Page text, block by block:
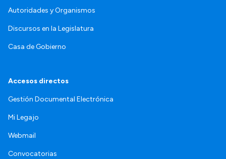
Autoridades y Organismos
Discursos en la Legislatura
Casa de Gobierno
Accesos directos
Gestión Documental Electrónica
Mi Legajo
Webmail
Convocatorias